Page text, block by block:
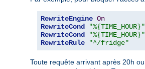
RewriteEngine On
RewriteCond
"%{TIME_HOUR}"
RewriteCond
"%{TIME_HOUR}"
RewriteRule
"^/fridge"
Toute requête arrivant après 20h